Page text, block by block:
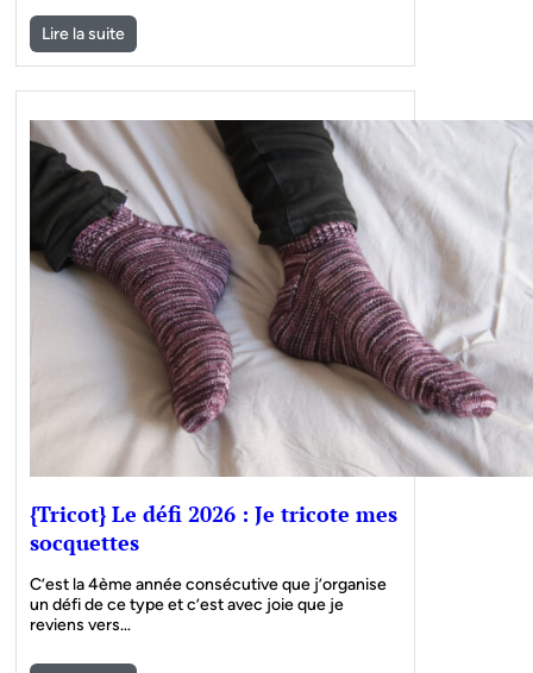
Lire la suite
{Tricot} Le défi 2026 : Je tricote mes
socquettes
C’est la 4ème année consécutive que j’organise
un défi de ce type et c’est avec joie que je
reviens vers…